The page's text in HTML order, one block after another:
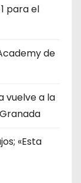
para el
de
vuelve a la
«Esta